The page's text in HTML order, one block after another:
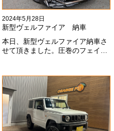
2024年5月28日
新型ヴェルファイア 納車
本日、新型ヴェルファイア納車さ
せて頂きました。圧巻のフェイス
なりました！いつも本当にありが
とうございます#x1f60a;